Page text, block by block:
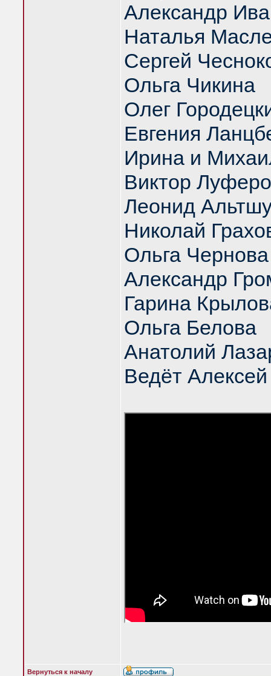
Александр
Наталья
Сергей
Ольга Чикина
Олег
Евгения
Ирина и
Виктор
Леонид
Николай
Ольга Чернова
Александр
Гарина
Ольга Белова
Анатолий
Ведёт
Вернуться к началу